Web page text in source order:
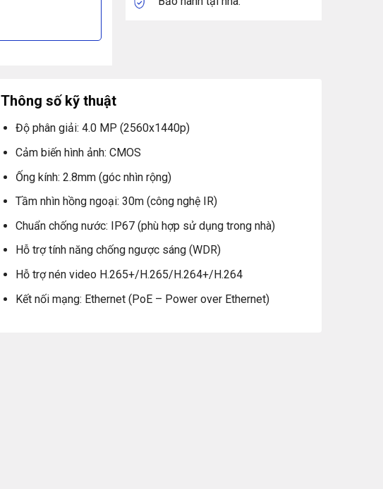
Thông số kỹ thuật
Độ phân giải: 4.0 MP (2560x1440p)
Cảm biến hình ảnh: CMOS
Ống kính: 2.8mm (góc nhìn rộng)
Tầm nhìn hồng ngoại: 30m (công nghệ IR)
Chuẩn chống nước: IP67 (phù hợp sử dụng trong nhà)
Hỗ trợ tính năng chống ngược sáng (WDR)
Hỗ trợ nén video H.265+/H.265/H.264+/H.264
Kết nối mạng: Ethernet (PoE – Power over Ethernet)